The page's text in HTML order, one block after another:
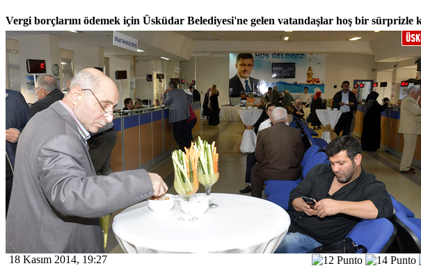
Vergi borçlarını ödemek için Üsküdar Belediyesi'ne gelen vatandaşlar hoş bir sürprizle
18 Kasım 2014, 19:27